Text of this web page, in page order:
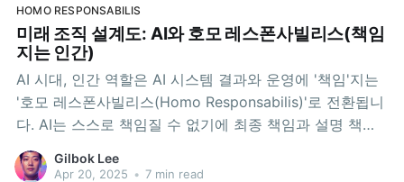
HOMO RESPONSABILIS
미래 조직 설계도: AI와 호모 레스폰사빌리스(책임
지는 인간)
AI 시대, 인간 역할은 AI 시스템 결과와 운영에 '책임'지는
'호모 레스폰사빌리스(Homo Responsabilis)'로 전환됩니
다. AI는 스스로 책임질 수 없기에 최종 책임과 설명 책무
는 인간 몫입니다. 미래 조직, 특히 개발 조직은 AI를 활용
하며 기술, 품질, 보안 등을 책임지는 소수 핵심 인력 중심
Gilbok Lee
Apr 20, 2025 • 7 min read